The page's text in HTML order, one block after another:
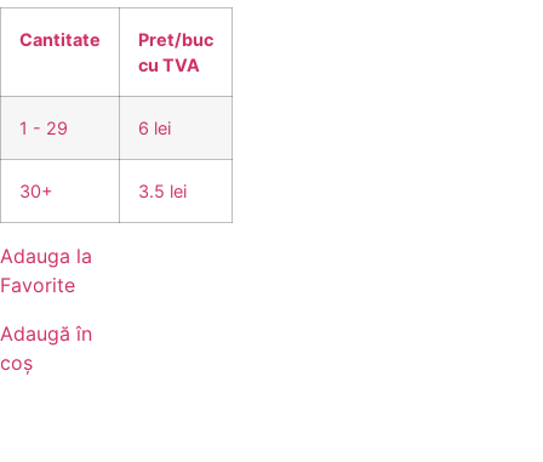
Cantitate
Pret/buc
cu TVA
1 - 29 6 lei
30+ 3.5 lei
Adauga la
Favorite
Adaugă în
coș